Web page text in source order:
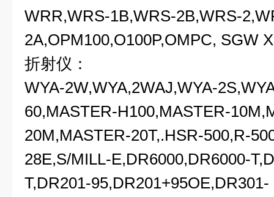
WRR,WRS-1B,WRS-2B,WRS-
2A,OPM100,O100P,OMPC, SGW
折射仪：
WYA-2W,WYA,2WAJ,WYA-
60,MASTER-H100,MASTER-
20M,MASTER-20T,.HSR-500,R-
28E,S/MILL-E,DR6000,DR6000-
T,DR201-95,DR201+95OE,DR301-